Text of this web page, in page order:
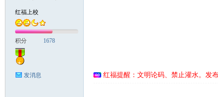
红福上校
积分 1678
发消息 红福提醒：文明论码、禁止灌水。发